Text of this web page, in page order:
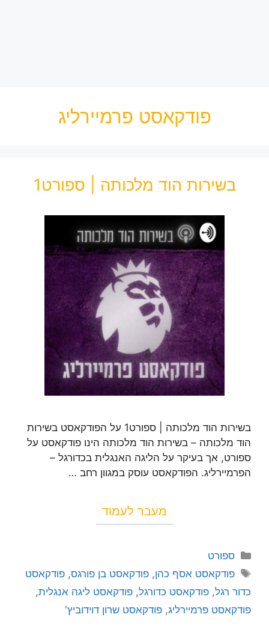
פודקאסט פרמיירליג
בשירות הוד מלכותה | ספורט1
בשירות הוד מלכותה | ספורט1 על הפודקאסט בשירות
הוד מלכותה – בשירות הוד מלכותה הינו פודקאסט על
ספורט, אך בעיקר על הליגה האנגלית בכדורגל –
הפרמיירליג. הפודקאסט עוסק במגוון רחב …
מעבר לעמוד
ספורט
פודקאסט אסף כהן,פודקאסט בן פורגס,פודקאסט
כדור רגל, פודקאסט כדורגל, פודקאסט ליגה אנגלית,
פודקאסט פרמיירליג, פודקאסט שרון דוידוביץ'